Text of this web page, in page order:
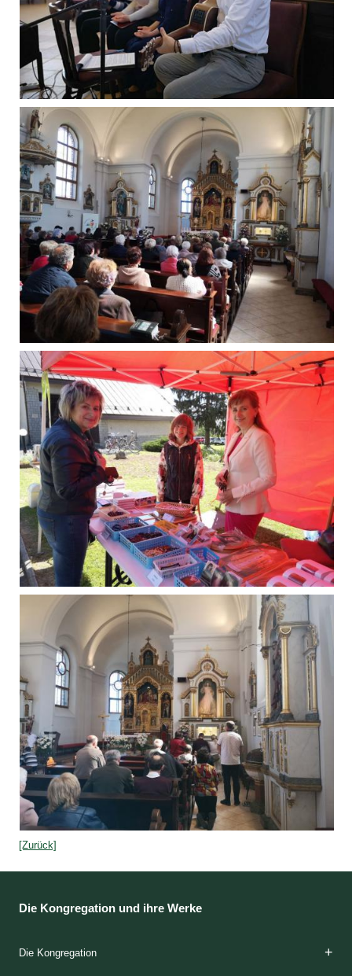
[Zurück]
Die Kongregation und ihre Werke
Die Kongregation